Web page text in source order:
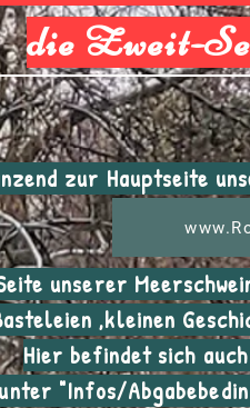
die Zweit-
zur Hauptseite
unserer
,kleinen
Hier befindet sich
"Infos/